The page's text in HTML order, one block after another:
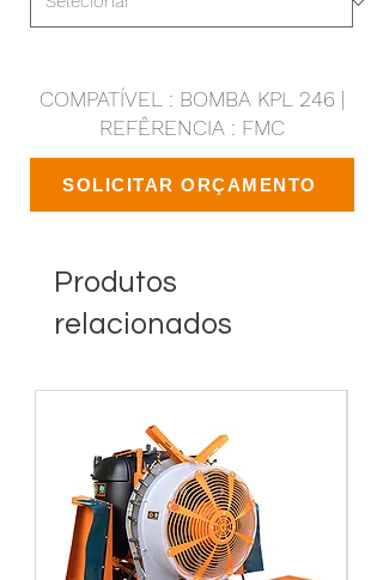
COMPATÍVEL : BOMBA KPL 246 |
REFÊRENCIA : FMC
SOLICITAR ORÇAMENTO
Produtos
relacionados